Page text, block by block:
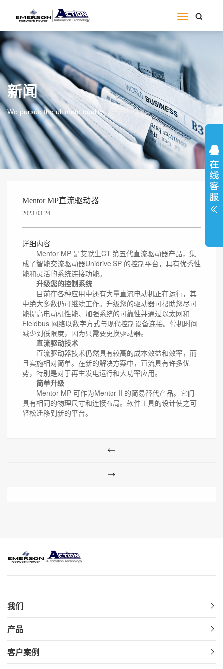
新闻
We pursue the ultimate quality
Mentor MP直流驱动器
2023-03-24
详细内容
Mentor MP 是艾默生CT 第五代直流驱动器产品，集
成了智能交流驱动器Unidrive SP 的控制平台，具有优秀性
能和灵活的系统连接功能。
升级您的控制系统
目前在各种应用中还有大量直流电动机正在运行，其
中绝大多数仍可继续工作。升级您的驱动器可帮助您尽可
能提高电动机性能、加强系统的可靠性并通过以太网和
Fieldbus 网络以数字方式与现代控制设备连接。停机时间
减少到低限度，因为只需要更换驱动器。
直流驱动技术
直流驱动器技术仍然具有较高的成本效益和效率，而
且实施相对简单。在新的解决方案中，直流具有许多优
势，特别是对于再生发电运行和大功率应用。
简单升级
Mentor MP 可作为Mentor II 的简易替代产品。它们
具有相同的物理尺寸和连接布局。软件工具的设计使之可
轻松迁移到新的平台。
我们
产品
客户案例